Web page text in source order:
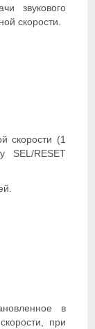
звукового
скорости.
скорости (1
SEL/RESET
в
при